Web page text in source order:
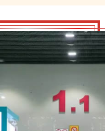
业博览会预登记已正式开启
行！预计面积数将达50,000